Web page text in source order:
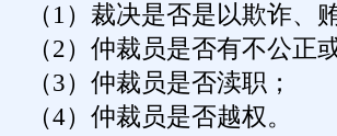
（1）裁决是否是以欺诈、
（2）仲裁员是否有不公正
（3）仲裁员是否渎职；
（4）仲裁员是否越权。